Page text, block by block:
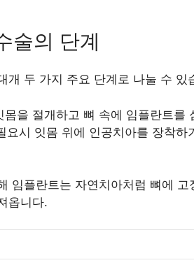
술의 단계
개 두 가지 주요 단계로 나눌 수 있
몸을 절개하고 뼈 속에 임플란트를
요시 잇몸 위에 인공치아를 장착
임플란트는 자연치아처럼 뼈에
옵니다.